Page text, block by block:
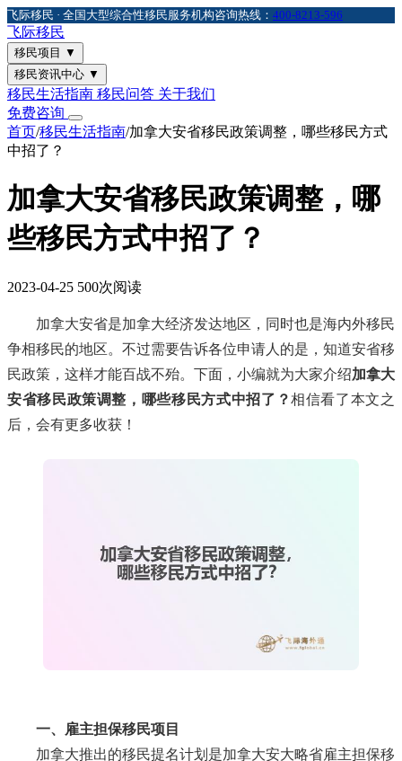
飞际移民 · 全国大型综合性移民服务机构咨询热线： 400-8213-596
飞际移民
移民项目 ▼
移民资讯中心 ▼
移民生活指南 移民问答 关于我们
免费咨询
首页/移民生活指南/加拿大安省移民政策调整，哪些移民方式
中招了？
加拿大安省移民政策调整，哪
些移民方式中招了？
2023-04-25 500次阅读
加拿大安省是加拿大经济发达地区，同时也是海内外移民
争相移民的地区。不过需要告诉各位申请人的是，知道安省移
民政策，这样才能百战不殆。下面，小编就为大家介绍加拿大
安省移民政策调整，哪些移民方式中招了？相信看了本文之
后，会有更多收获！
一、雇主担保移民项目
加拿大推出的移民提名计划是加拿大安大略省雇主担保移